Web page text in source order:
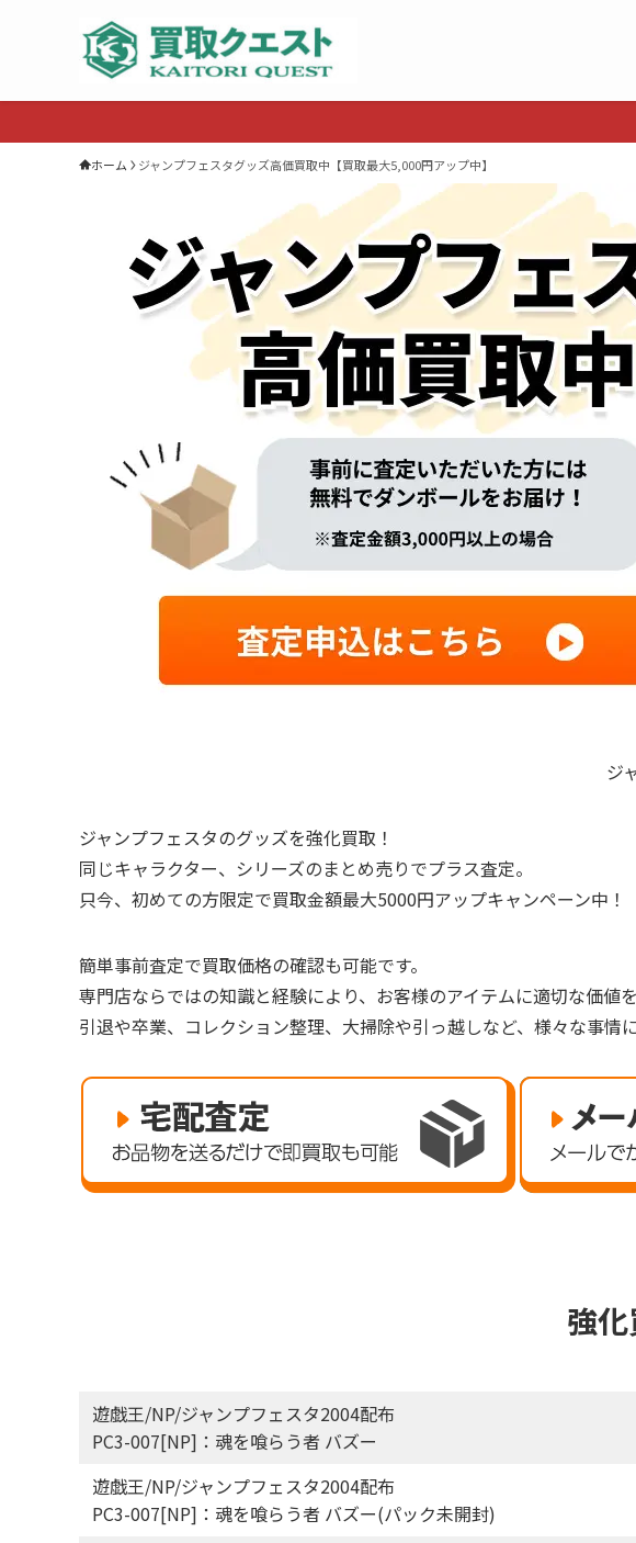
ホーム ジャンプフェスタグッズ高価買取中【買取最大5,000円アップ中】
ジ
ジャンプフェスタのグッズを強化買取！
同じキャラクター、シリーズのまとめ売りでプラス査定。
只今、初めての方限定で買取金額最大5000円アップキャンペーン中！
簡単事前査定で買取価格の確認も可能です。
専門店ならではの知識と経験により、お客様のアイテムに適切な価値
引退や卒業、コレクション整理、大掃除や引っ越しなど、様々な事情
強
遊戯王/NP/ジャンプフェスタ2004配布
PC3-007[NP]：魂を喰らう者 バズー
遊戯王/NP/ジャンプフェスタ2004配布
PC3-007[NP]：魂を喰らう者 バズー(パック未開封)